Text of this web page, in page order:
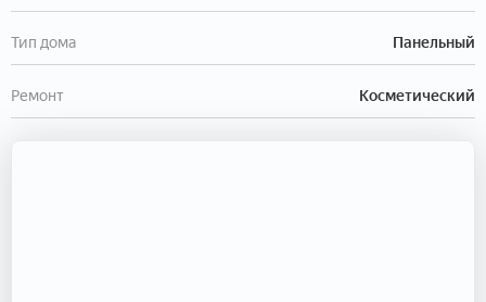
Тип дома Панельный
Ремонт Косметический